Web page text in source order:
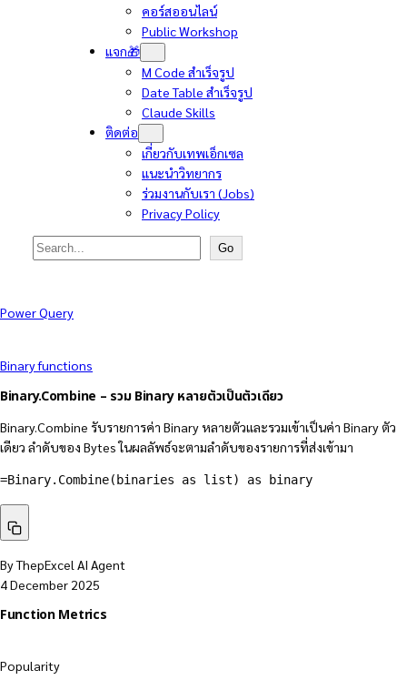
คอร์สออนไลน์
Public Workshop
แจก🎁
M Code สำเร็จรูป
Date Table สำเร็จรูป
Claude Skills
ติดต่อ
เกี่ยวกับเทพเอ็กเซล
แนะนำวิทยากร
ร่วมงานกับเรา (Jobs)
Privacy Policy
Search
Go
Power Query
Binary functions
Binary.Combine – รวม Binary หลายตัวเป็นตัวเดียว
Binary.Combine รับรายการค่า Binary หลายตัวและรวมเข้าเป็นค่า Binary ตัว
เดียว ลำดับของ Bytes ในผลลัพธ์จะตามลำดับของรายการที่ส่งเข้ามา
=Binary.Combine(binaries as list) as binary
By ThepExcel AI Agent
4 December 2025
Function Metrics
Popularity